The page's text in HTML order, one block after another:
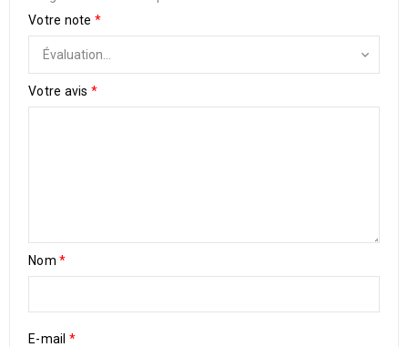
Votre note *
Votre avis *
Nom *
E-mail *